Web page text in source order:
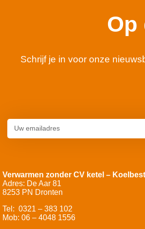
Op
Schrijf je in voor onze
Verwarmen zonder CV ketel –
Adres: De Aar 81
8253 PN Dronten
Tel: 0321 – 383 102
Mob: 06 – 4048 1556